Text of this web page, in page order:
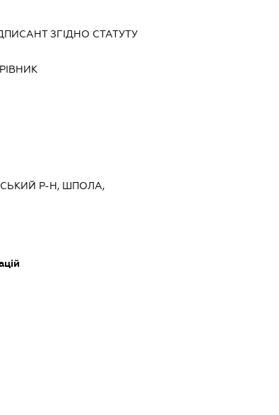
ЗГІДНО СТАТУТУ
Р-Н, ШПОЛА,